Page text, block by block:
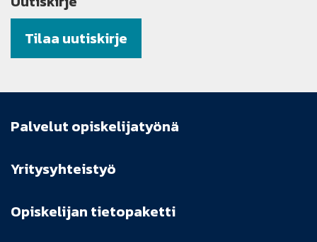
Tilaa uutiskirje
Palvelut opiskelijatyönä
Yritysyhteistyö
Opiskelijan tietopaketti